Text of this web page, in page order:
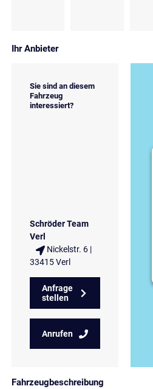
Ihr Anbieter
Sie sind an diesem
Fahrzeug
interessiert?
Schröder Team
Verl
Nickelstr. 6 |
33415 Verl
Anfrage
stellen
Anrufen
Fahrzeugbeschreibung